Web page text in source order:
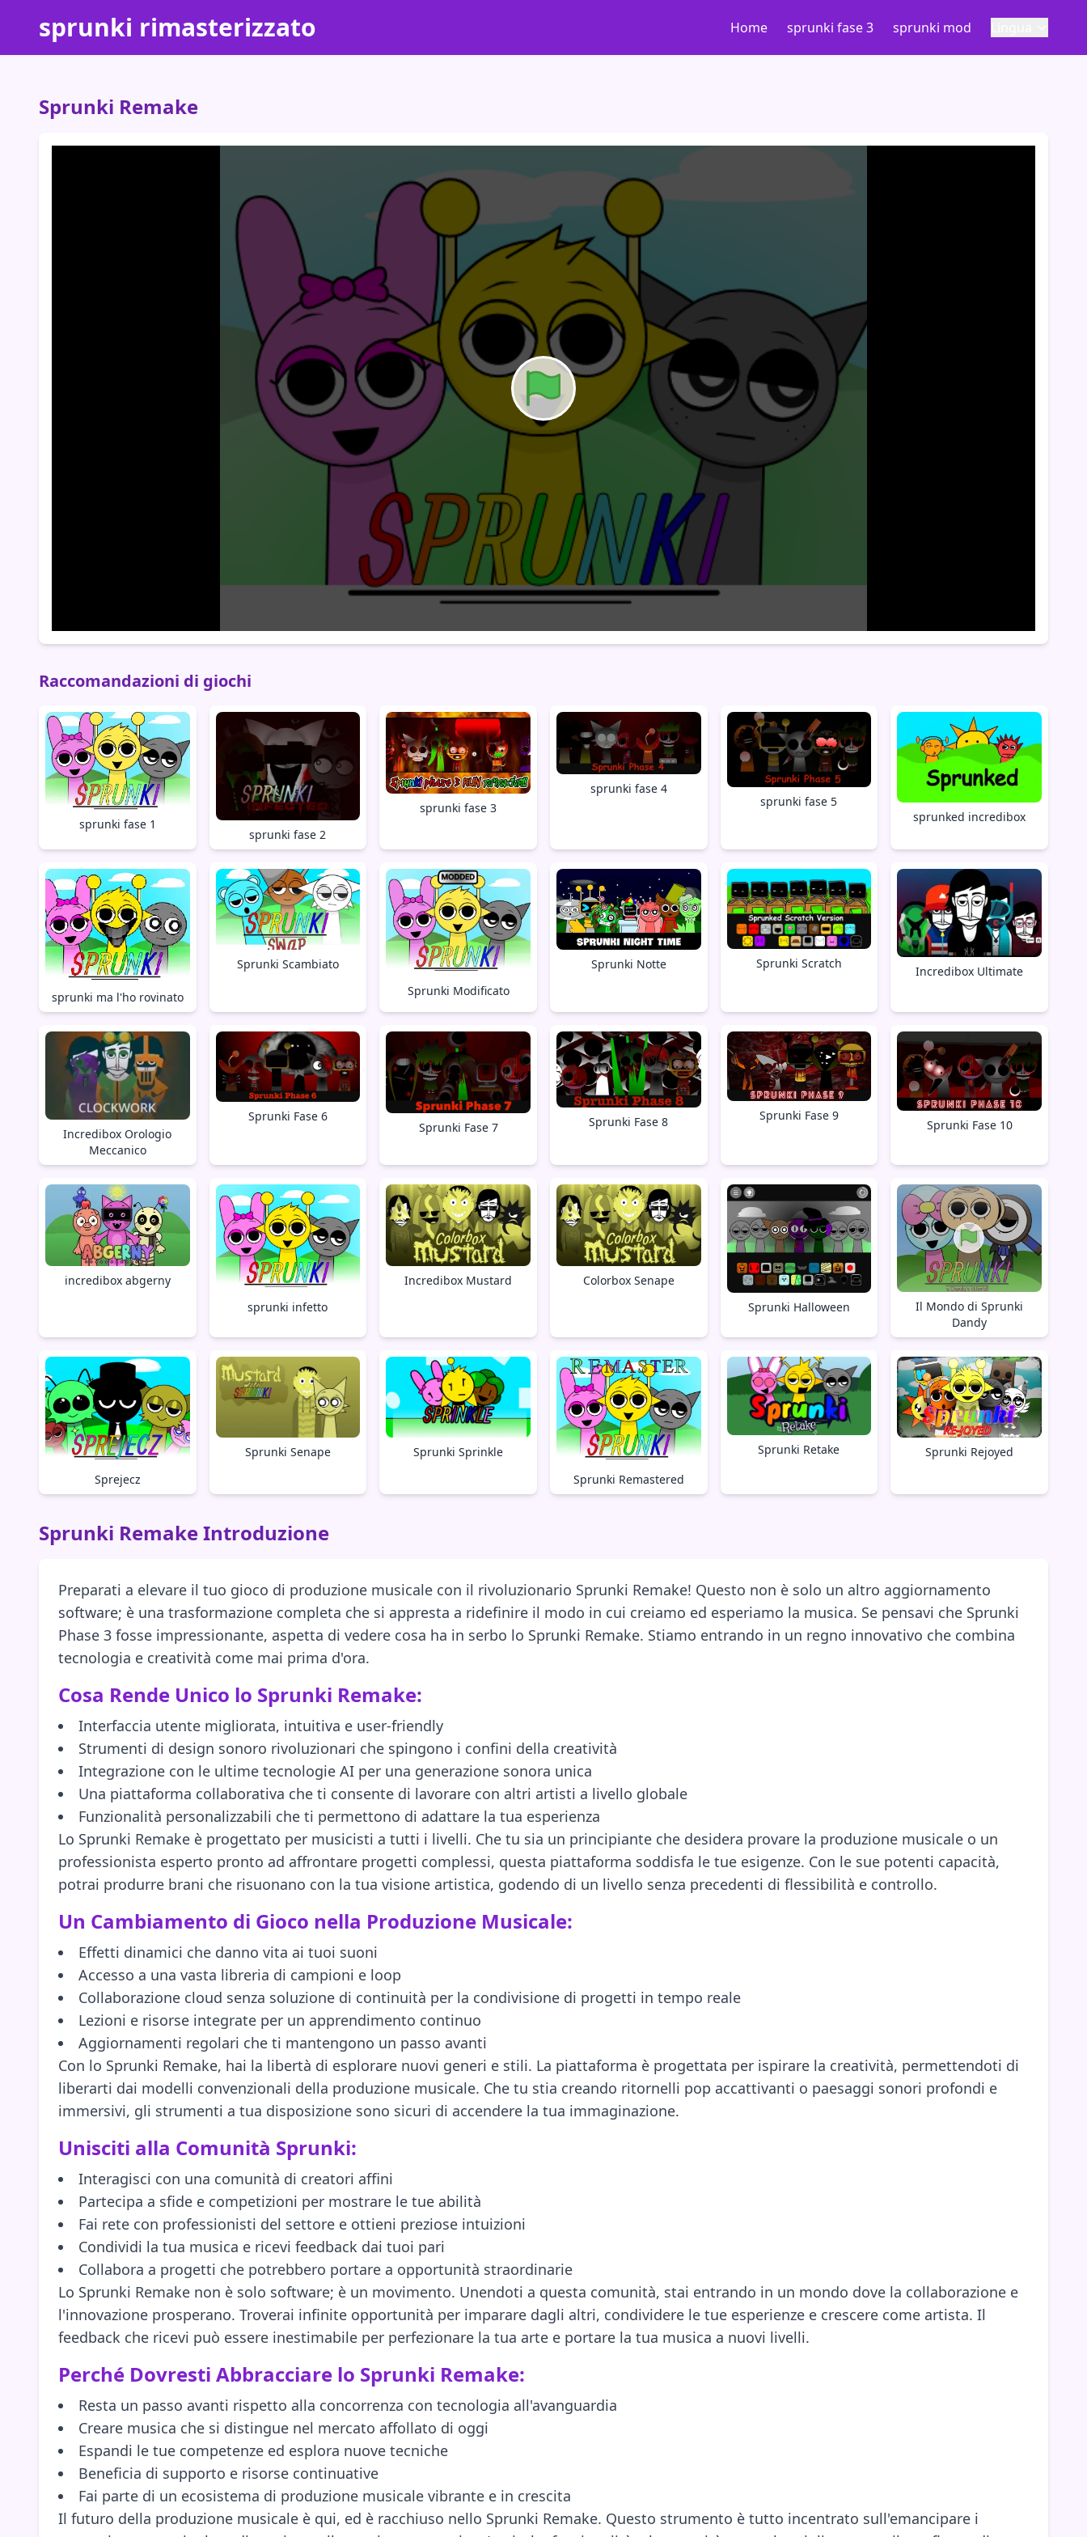
sprunki rimasterizzato Home sprunki fase 3 sprunki mod
Sprunki Remake
Raccomandazioni di giochi
sprunki fase 1
sprunki fase 2
sprunki fase 3
sprunki fase 4
sprunki fase 5
sprunked incredibox
sprunki ma l'ho rovinato
Sprunki Scambiato
Sprunki Modificato
Sprunki Notte Sprunki Scratch
Incredibox Ultimate
Incredibox Orologio
Meccanico
Sprunki Fase 6
Sprunki Fase 7 Sprunki Fase 8 Sprunki Fase 9
Sprunki Fase 10
incredibox abgerny
sprunki infetto
Incredibox Mustard
Colorbox Senape
Sprunki Halloween
Il Mondo di Sprunki
Dandy
Sprejecz
Sprunki Senape
Sprunki Sprinkle
Sprunki Remastered
Sprunki Retake Sprunki Rejoyed
Sprunki Remake Introduzione
Preparati a elevare il tuo gioco di produzione musicale con il rivoluzionario Sprunki Remake! Questo non è solo un altro aggiornamento
software; è una trasformazione completa che si appresta a ridefinire il modo in cui creiamo ed esperiamo la musica. Se pensavi che Sprunki
Phase 3 fosse impressionante, aspetta di vedere cosa ha in serbo lo Sprunki Remake. Stiamo entrando in un regno innovativo che combina
tecnologia e creatività come mai prima d'ora.
Cosa Rende Unico lo Sprunki Remake:
Interfaccia utente migliorata, intuitiva e user-friendly
Strumenti di design sonoro rivoluzionari che spingono i confini della creatività
Integrazione con le ultime tecnologie AI per una generazione sonora unica
Una piattaforma collaborativa che ti consente di lavorare con altri artisti a livello globale
Funzionalità personalizzabili che ti permettono di adattare la tua esperienza
Lo Sprunki Remake è progettato per musicisti a tutti i livelli. Che tu sia un principiante che desidera provare la produzione musicale o un
professionista esperto pronto ad affrontare progetti complessi, questa piattaforma soddisfa le tue esigenze. Con le sue potenti capacità,
potrai produrre brani che risuonano con la tua visione artistica, godendo di un livello senza precedenti di flessibilità e controllo.
Un Cambiamento di Gioco nella Produzione Musicale:
Effetti dinamici che danno vita ai tuoi suoni
Accesso a una vasta libreria di campioni e loop
Collaborazione cloud senza soluzione di continuità per la condivisione di progetti in tempo reale
Lezioni e risorse integrate per un apprendimento continuo
Aggiornamenti regolari che ti mantengono un passo avanti
Con lo Sprunki Remake, hai la libertà di esplorare nuovi generi e stili. La piattaforma è progettata per ispirare la creatività, permettendoti di
liberarti dai modelli convenzionali della produzione musicale. Che tu stia creando ritornelli pop accattivanti o paesaggi sonori profondi e
immersivi, gli strumenti a tua disposizione sono sicuri di accendere la tua immaginazione.
Unisciti alla Comunità Sprunki:
Interagisci con una comunità di creatori affini
Partecipa a sfide e competizioni per mostrare le tue abilità
Fai rete con professionisti del settore e ottieni preziose intuizioni
Condividi la tua musica e ricevi feedback dai tuoi pari
Collabora a progetti che potrebbero portare a opportunità straordinarie
Lo Sprunki Remake non è solo software; è un movimento. Unendoti a questa comunità, stai entrando in un mondo dove la collaborazione e
l'innovazione prosperano. Troverai infinite opportunità per imparare dagli altri, condividere le tue esperienze e crescere come artista. Il
feedback che ricevi può essere inestimabile per perfezionare la tua arte e portare la tua musica a nuovi livelli.
Perché Dovresti Abbracciare lo Sprunki Remake:
Resta un passo avanti rispetto alla concorrenza con tecnologia all'avanguardia
Creare musica che si distingue nel mercato affollato di oggi
Espandi le tue competenze ed esplora nuove tecniche
Beneficia di supporto e risorse continuative
Fai parte di un ecosistema di produzione musicale vibrante e in crescita
Il futuro della produzione musicale è qui, ed è racchiuso nello Sprunki Remake. Questo strumento è tutto incentrato sull'emancipare i